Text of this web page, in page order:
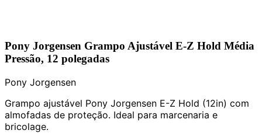
Pony Jorgensen Grampo Ajustável E-Z Hold Média
Pressão, 12 polegadas
Pony Jorgensen
Grampo ajustável Pony Jorgensen E-Z Hold (12in) com
almofadas de proteção. Ideal para marcenaria e
bricolage.